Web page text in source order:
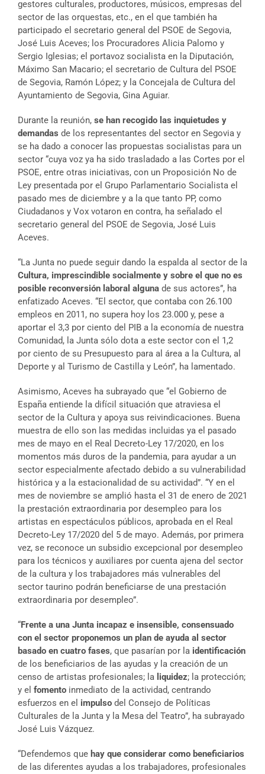
gestores culturales, productores, músicos, empresas del
sector de las orquestas, etc., en el que también ha
participado el secretario general del PSOE de Segovia,
José Luis Aceves; los Procuradores Alicia Palomo y
Sergio Iglesias; el portavoz socialista en la Diputación,
Máximo San Macario; el secretario de Cultura del PSOE
de Segovia, Ramón López; y la Concejala de Cultura del
Ayuntamiento de Segovia, Gina Aguiar.
Durante la reunión, se han recogido las inquietudes y
demandas de los representantes del sector en Segovia y
se ha dado a conocer las propuestas socialistas para un
sector “cuya voz ya ha sido trasladado a las Cortes por el
PSOE, entre otras iniciativas, con un Proposición No de
Ley presentada por el Grupo Parlamentario Socialista el
pasado mes de diciembre y a la que tanto PP, como
Ciudadanos y Vox votaron en contra, ha señalado el
secretario general del PSOE de Segovia, José Luis
Aceves.
“La Junta no puede seguir dando la espalda al sector de la
Cultura, imprescindible socialmente y sobre el que no es
posible reconversión laboral alguna de sus actores”, ha
enfatizado Aceves. “El sector, que contaba con 26.100
empleos en 2011, no supera hoy los 23.000 y, pese a
aportar el 3,3 por ciento del PIB a la economía de nuestra
Comunidad, la Junta sólo dota a este sector con el 1,2
por ciento de su Presupuesto para al área a la Cultura, al
Deporte y al Turismo de Castilla y León”, ha lamentado.
Asimismo, Aceves ha subrayado que “el Gobierno de
España entiende la difícil situación que atraviesa el
sector de la Cultura y apoya sus reivindicaciones. Buena
muestra de ello son las medidas incluidas ya el pasado
mes de mayo en el Real Decreto-Ley 17/2020, en los
momentos más duros de la pandemia, para ayudar a un
sector especialmente afectado debido a su vulnerabilidad
histórica y a la estacionalidad de su actividad”. “Y en el
mes de noviembre se amplió hasta el 31 de enero de 2021
la prestación extraordinaria por desempleo para los
artistas en espectáculos públicos, aprobada en el Real
Decreto-Ley 17/2020 del 5 de mayo. Además, por primera
vez, se reconoce un subsidio excepcional por desempleo
para los técnicos y auxiliares por cuenta ajena del sector
de la cultura y los trabajadores más vulnerables del
sector taurino podrán beneficiarse de una prestación
extraordinaria por desempleo”.
“Frente a una Junta incapaz e insensible, consensuado
con el sector proponemos un plan de ayuda al sector
basado en cuatro fases, que pasarían por la identificación
de los beneficiarios de las ayudas y la creación de un
censo de artistas profesionales; la liquidez; la protección;
y el fomento inmediato de la actividad, centrando
esfuerzos en el impulso del Consejo de Políticas
Culturales de la Junta y la Mesa del Teatro”, ha subrayado
José Luis Vázquez.
“Defendemos que hay que considerar como beneficiarios
de las diferentes ayudas a los trabajadores, profesionales